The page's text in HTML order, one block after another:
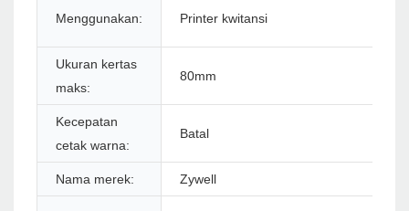
Menggunakan: Printer kwitansi
Ukuran kertas
maks:
80mm
Kecepatan
cetak warna:
Batal
Nama merek: Zywell